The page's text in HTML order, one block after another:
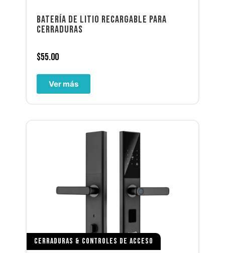
BATERÍA DE LITIO RECARGABLE PARA
CERRADURAS
$55.00
Ver más
CERRADURAS & CONTROLES DE ACCESO